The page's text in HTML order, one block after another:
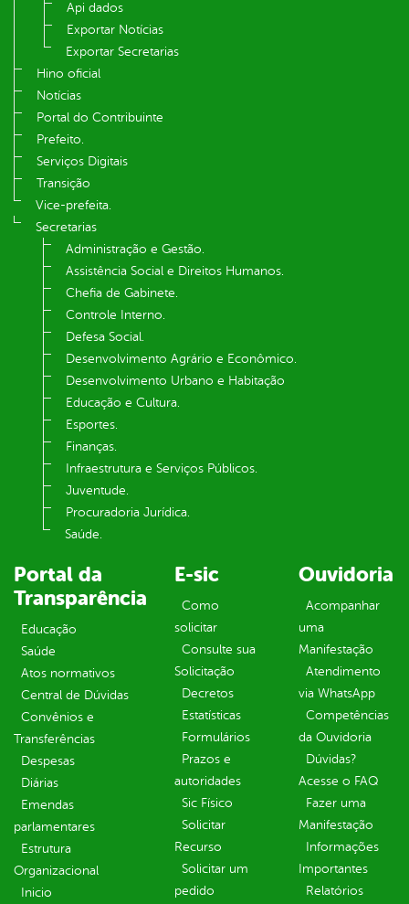
Api dados
Exportar Notícias
Exportar Secretarias
Hino oficial
Notícias
Portal do Contribuinte
Prefeito.
Serviços Digitais
Transição
Vice-prefeita.
Secretarias
Administração e Gestão.
Assistência Social e Direitos Humanos.
Chefia de Gabinete.
Controle Interno.
Defesa Social.
Desenvolvimento Agrário e Econômico.
Desenvolvimento Urbano e Habitação
Educação e Cultura.
Esportes.
Finanças.
Infraestrutura e Serviços Públicos.
Juventude.
Procuradoria Jurídica.
Saúde.
Portal da
Transparência
Educação
Saúde
Atos normativos
Central de Dúvidas
Convênios e
Transferências
Despesas
Diárias
Emendas
parlamentares
Estrutura
Organizacional
Inicio
E-sic
Como
solicitar
Consulte sua
Solicitação
Decretos
Estatísticas
Formulários
Prazos e
autoridades
Sic Físico
Solicitar
Recurso
Solicitar um
pedido
Ouvidoria
Acompanhar
uma
Manifestação
Atendimento
via WhatsApp
Competências
da Ouvidoria
Dúvidas?
Acesse o FAQ
Fazer uma
Manifestação
Informações
Importantes
Relatórios